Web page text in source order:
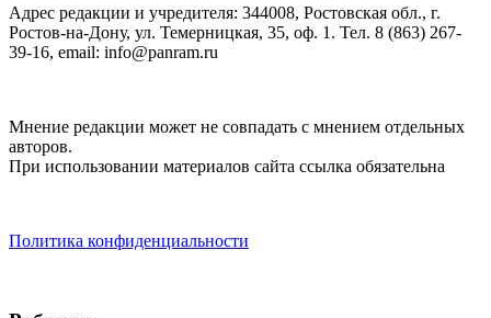
Адрес редакции и учредителя: 344008, Ростовская обл., г.
Ростов-на-Дону, ул. Темерницкая, 35, оф. 1. Тел. 8 (863) 267-
39-16, email: info@panram.ru
Мнение редакции может не совпадать с мнением отдельных
авторов.
При использовании материалов сайта ссылка обязательна
Политика конфиденциальности